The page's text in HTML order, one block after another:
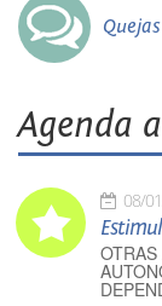
Agenda
08/